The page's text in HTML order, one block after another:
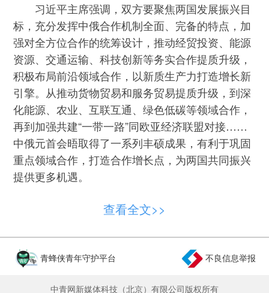
习近平主席强调，双方要聚焦两国发展振兴目
标，充分发挥中俄合作机制全面、完备的特点，加
强对全方位合作的统筹设计，推动经贸投资、能源
资源、交通运输、科技创新等务实合作提质升级，
积极布局前沿领域合作，以新质生产力打造增长新
引擎。从推动货物贸易和服务贸易提质升级，到深
化能源、农业、互联互通、绿色低碳等领域合作，
再到加强共建“一带一路”同欧亚经济联盟对接……
中俄元首会晤取得了一系列丰硕成果，有利于巩固
重点领域合作，打造合作增长点，为两国共同振兴
提供更多机遇。
坚持互利共赢，做彼此成就的好伙伴，中俄关
以“更上一层楼”的精神拓展各领域合作，让合
作“稳”的基础更坚实、“进”的动能更充足，不断做大
查看全文>>
青蜂侠青年守护平台 不良信息举报
中青网新媒体科技（北京）有限公司版权所有